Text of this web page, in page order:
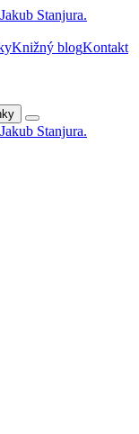
Knižný blogKontakt